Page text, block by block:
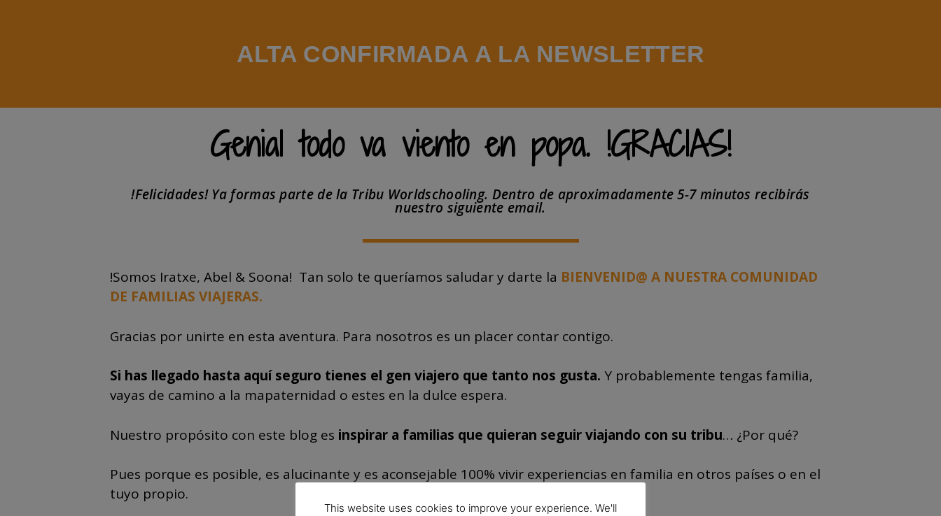
ALTA CONFIRMADA A LA NEWSLETTER
Genial todo va viento en popa. !GRACIAS!
!Felicidades! Ya formas parte de la Tribu Worldschooling. Dentro de aproximadamente 5-7 minutos recibirás
nuestro siguiente email.
!Somos Iratxe, Abel & Soona! Tan solo te queríamos saludar y darte la BIENVENID@ A NUESTRA COMUNIDAD
DE FAMILIAS VIAJERAS.
Gracias por unirte en esta aventura. Para nosotros es un placer contar contigo.
Si has llegado hasta aquí seguro tienes el gen viajero que tanto nos gusta. Y probablemente tengas familia,
vayas de camino a la mapaternidad o estes en la dulce espera.
Nuestro propósito con este blog es inspirar a familias que quieran seguir viajando con su tribu… ¿Por qué?
Pues porque es posible, es alucinante y es aconsejable 100% vivir experiencias en familia en otros países o en el
tuyo propio.
This website uses cookies to improve your experience. We'll